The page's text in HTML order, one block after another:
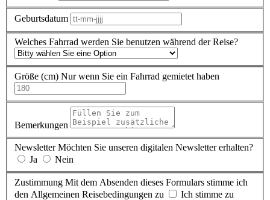
Geburtsdatum
Welches Fahrrad werden Sie benutzen während der Reise?
Größe (cm) Nur wenn Sie ein Fahrrad gemietet haben
Bemerkungen
NewsletterMöchten Sie unseren digitalen Newsletter erhalten?
Ja
Nein
Zustimmung Mit dem Absenden dieses Formulars stimme ich
den Allgemeinen Reisebedingungen zu
Ich stimme zu